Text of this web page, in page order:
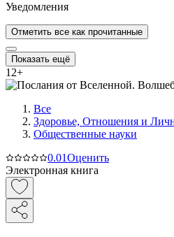
Уведомления
Отметить все как прочитанные
Показать ещё
12+
Все
Здоровье, Отношения и
Общественные науки
0.01Оценить
Электронная книга